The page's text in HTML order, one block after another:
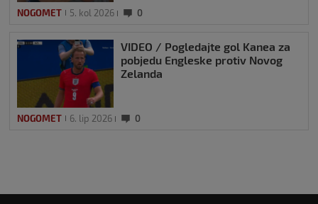
NOGOMET 5. kol 2026 0
VIDEO / Pogledajte gol Kanea za
pobjedu Engleske protiv Novog
Zelanda
NOGOMET 6. lip 2026 0